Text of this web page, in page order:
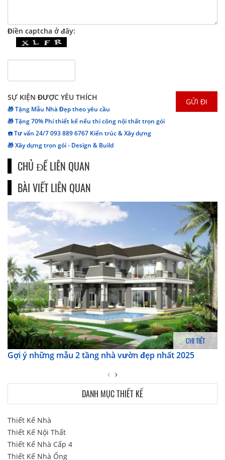
Điền captcha ở đây:
SỰ KIỆN ĐƯỢC YÊU THÍCH
🎁 Tặng Mẫu Nhà Đẹp theo yêu cầu
🎁 Tặng 70% Phí thiết kế nếu thi công nội thất trọn gói
☎️ Tư vấn 24/7 093 889 6767 Kiến trúc & Xây dựng
🎁 Xây dựng trọn gói - Design & Build
CHỦ ĐỀ LIÊN QUAN
BÀI VIẾT LIÊN QUAN
CHI TIẾT
Gợi ý những mẫu 2 tầng nhà vườn đẹp nhất 2025
DANH MỤC THIẾT KẾ
Thiết Kế Nhà
Thiết Kế Nội Thất
Thiết Kế Nhà Cấp 4
Thiết Kế Nhà Ống